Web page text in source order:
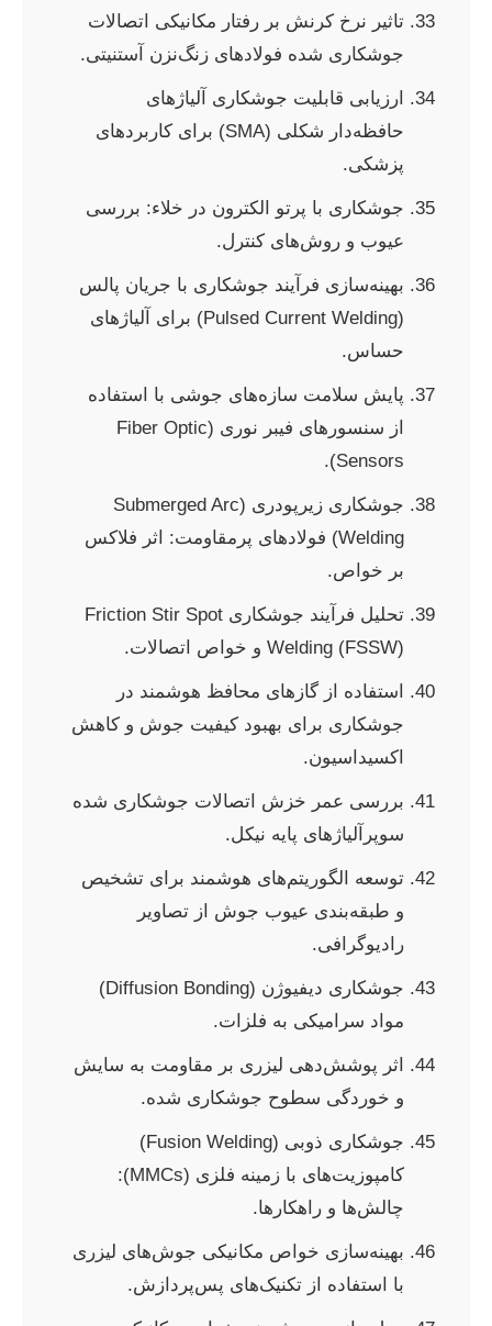
تاثیر نرخ کرنش بر رفتار مکانیکی اتصالات
جوشکاری شده فولادهای زنگ‌نزن آستنیتی.
ارزیابی قابلیت جوشکاری آلیاژهای
حافظه‌دار شکلی (SMA) برای کاربردهای
پزشکی.
جوشکاری با پرتو الکترون در خلاء: بررسی
عیوب و روش‌های کنترل.
بهینه‌سازی فرآیند جوشکاری با جریان پالس
(Pulsed Current Welding) برای آلیاژهای
حساس.
پایش سلامت سازه‌های جوشی با استفاده
از سنسورهای فیبر نوری (Fiber Optic
Sensors).
جوشکاری زیرپودری (Submerged Arc
Welding) فولادهای پرمقاومت: اثر فلاکس
بر خواص.
تحلیل فرآیند جوشکاری Friction Stir Spot
Welding (FSSW) و خواص اتصالات.
استفاده از گازهای محافظ هوشمند در
جوشکاری برای بهبود کیفیت جوش و کاهش
اکسیداسیون.
بررسی عمر خزش اتصالات جوشکاری شده
سوپرآلیاژهای پایه نیکل.
توسعه الگوریتم‌های هوشمند برای تشخیص
و طبقه‌بندی عیوب جوش از تصاویر
رادیوگرافی.
جوشکاری دیفیوژن (Diffusion Bonding)
مواد سرامیکی به فلزات.
اثر پوشش‌دهی لیزری بر مقاومت به سایش
و خوردگی سطوح جوشکاری شده.
جوشکاری ذوبی (Fusion Welding)
کامپوزیت‌های با زمینه فلزی (MMCs):
چالش‌ها و راهکارها.
بهینه‌سازی خواص مکانیکی جوش‌های لیزری
با استفاده از تکنیک‌های پس‌پردازش.